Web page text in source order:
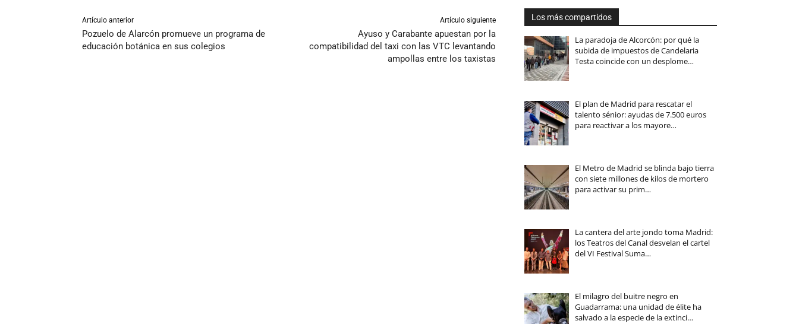
Artículo anterior
Pozuelo de Alarcón promueve un programa de
educación botánica en sus colegios
Artículo siguiente
Ayuso y Carabante apuestan por la
compatibilidad del taxi con las VTC levantando
ampollas entre los taxistas
Los más compartidos
La paradoja de Alcorcón: por qué la
subida de impuestos de Candelaria
Testa coincide con un desplome…
El plan de Madrid para rescatar el
talento sénior: ayudas de 7.500 euros
para reactivar a los mayore…
El Metro de Madrid se blinda bajo tierra
con siete millones de kilos de mortero
para activar su prim…
La cantera del arte jondo toma Madrid:
los Teatros del Canal desvelan el cartel
del VI Festival Suma…
El milagro del buitre negro en
Guadarrama: una unidad de élite ha
salvado a la especie de la extinci…